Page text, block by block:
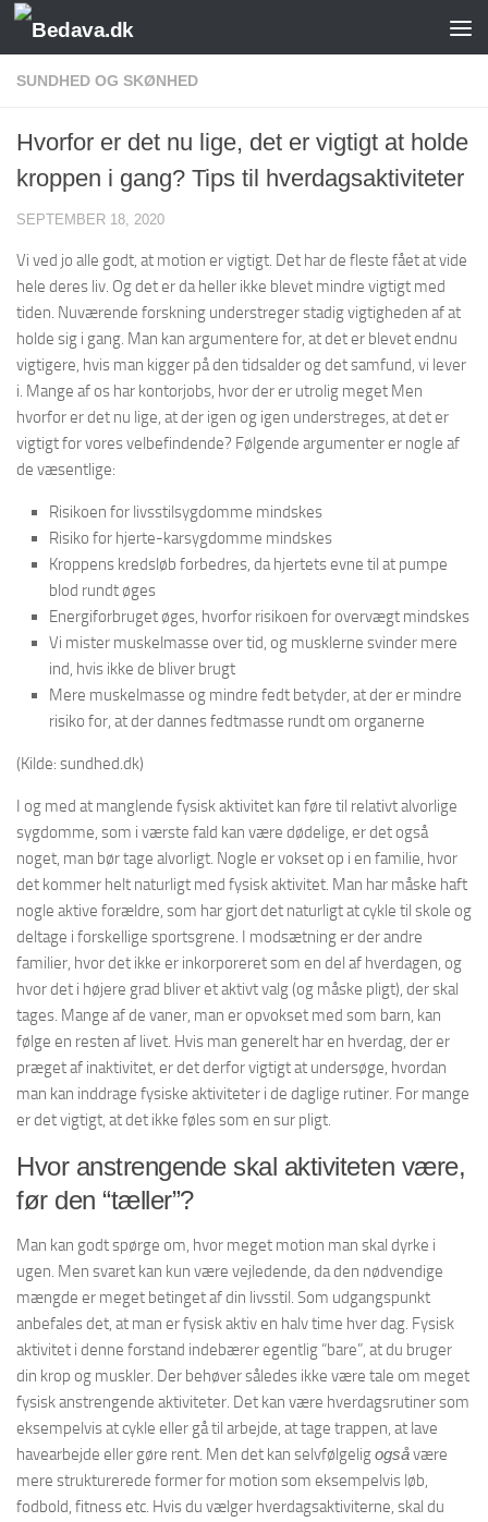
Skip to content
SUNDHED OG SKØNHED
Hvorfor er det nu lige, det er vigtigt at holde
kroppen i gang? Tips til hverdagsaktiviteter
SEPTEMBER 18, 2020
Vi ved jo alle godt, at motion er vigtigt. Det har de fleste fået at vide
hele deres liv. Og det er da heller ikke blevet mindre vigtigt med
tiden. Nuværende forskning understreger stadig vigtigheden af at
holde sig i gang. Man kan argumentere for, at det er blevet endnu
vigtigere, hvis man kigger på den tidsalder og det samfund, vi lever
i. Mange af os har kontorjobs, hvor der er utrolig meget Men
hvorfor er det nu lige, at der igen og igen understreges, at det er
vigtigt for vores velbefindende? Følgende argumenter er nogle af
de væsentlige:
Risikoen for livsstilsygdomme mindskes
Risiko for hjerte-karsygdomme mindskes
Kroppens kredsløb forbedres, da hjertets evne til at pumpe
blod rundt øges
Energiforbruget øges, hvorfor risikoen for overvægt mindskes
Vi mister muskelmasse over tid, og musklerne svinder mere
ind, hvis ikke de bliver brugt
Mere muskelmasse og mindre fedt betyder, at der er mindre
risiko for, at der dannes fedtmasse rundt om organerne
(Kilde: sundhed.dk)
I og med at manglende fysisk aktivitet kan føre til relativt alvorlige
sygdomme, som i værste fald kan være dødelige, er det også
noget, man bør tage alvorligt. Nogle er vokset op i en familie, hvor
det kommer helt naturligt med fysisk aktivitet. Man har måske haft
nogle aktive forældre, som har gjort det naturligt at cykle til skole og
deltage i forskellige sportsgrene. I modsætning er der andre
familier, hvor det ikke er inkorporeret som en del af hverdagen, og
hvor det i højere grad bliver et aktivt valg (og måske pligt), der skal
tages. Mange af de vaner, man er opvokset med som barn, kan
følge en resten af livet. Hvis man generelt har en hverdag, der er
præget af inaktivitet, er det derfor vigtigt at undersøge, hvordan
man kan inddrage fysiske aktiviteter i de daglige rutiner. For mange
er det vigtigt, at det ikke føles som en sur pligt.
Hvor anstrengende skal aktiviteten være,
før den “tæller”?
Man kan godt spørge om, hvor meget motion man skal dyrke i
ugen. Men svaret kan kun være vejledende, da den nødvendige
mængde er meget betinget af din livsstil. Som udgangspunkt
anbefales det, at man er fysisk aktiv en halv time hver dag. Fysisk
aktivitet i denne forstand indebærer egentlig “bare”, at du bruger
din krop og muskler. Der behøver således ikke være tale om meget
fysisk anstrengende aktiviteter. Det kan være hverdagsrutiner som
eksempelvis at cykle eller gå til arbejde, at tage trappen, at lave
havearbejde eller gøre rent. Men det kan selvfølgeligogsåvære
mere strukturerede former for motion som eksempelvis løb,
fodbold, fitness etc. Hvis du vælger hverdagsaktiviterne, skal du